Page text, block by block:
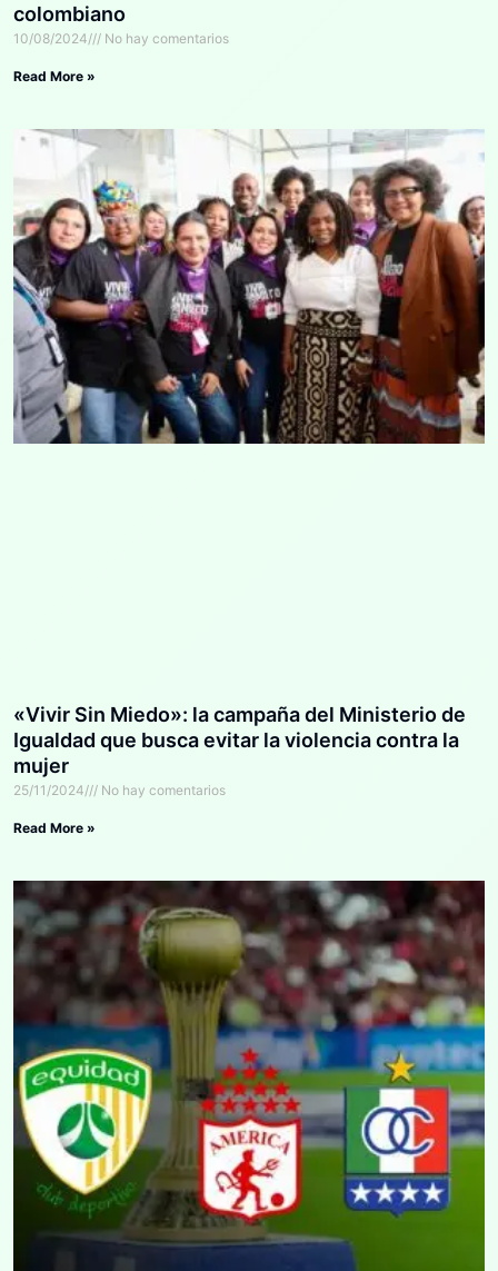
colombiano
10/08/2024 No hay comentarios
Read More »
«Vivir Sin Miedo»: la campaña del Ministerio de
Igualdad que busca evitar la violencia contra la
mujer
25/11/2024 No hay comentarios
Read More »